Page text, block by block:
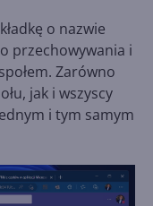
o nazwie
przechowywania i
Zarówno
jak i wszyscy
i tym samym